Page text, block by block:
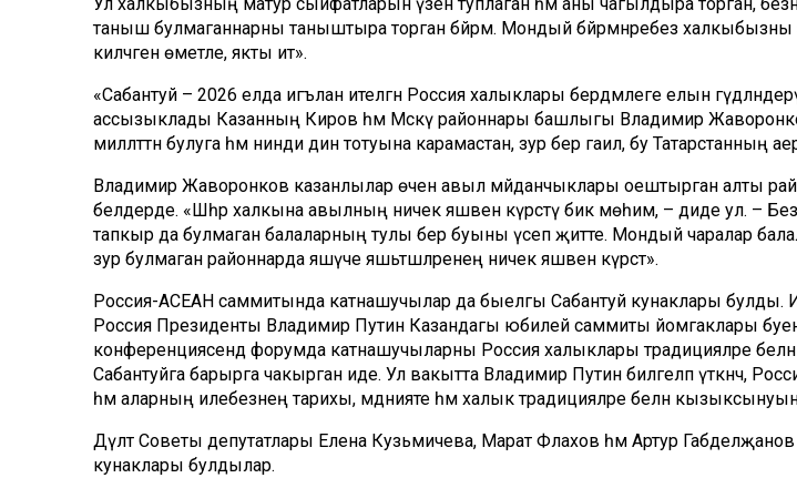
Ул халкыбызның матур сыйфатларын үзенә туплаган һәм аны чагылдыра торган,
таныш булмаганнарны таныштыра торган бәйрәм. Мондый бәйрәмнәребез
киләчәген өметле, якты итә».
«Сабантуй – 2026 елда игълан ителгән Россия халыклары бердәмлеге елын
ассызыклады Казанның Киров һәм Мәскәү районнары башлыгы Владимир
милләттән булуга һәм нинди дин тотуына карамастан, зур бер гаилә, бу Татарстанның
Владимир Жаворонков казанлылар өчен авыл мәйданчыклары оештырган алты
белдерде. «Шәһәр халкына авылның ничек яшәвен күрсәтү бик мөһим, – диде ул. –
тапкыр да булмаган балаларның тулы бер буыны үсеп җитте. Мондый чаралар
зур булмаган районнарда яшәүче яшьтәшләренең ничек яшәвен күрсәтә».
Россия-АСЕАН саммитында катнашучылар да быелгы Сабантуй кунаклары булды.
Россия Президенты Владимир Путин Казандагы юбилей саммиты йомгаклары
конференциясендә форумда катнашучыларны Россия халыклары традицияләре
Сабантуйга барырга чакырган иде. Ул вакытта Владимир Путин билгеләп үткәнчә,
һәм аларның илебезнең тарихы, мәдәнияте һәм халык традицияләре белән
Дәүләт Советы депутатлары Елена Кузьмичева, Марат Фәлахов һәм Артур
кунаклары булдылар.